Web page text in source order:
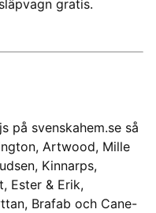
gratis.
på svenskahem.se så
Artwood, Mille
Kinnarps,
Ester & Erik,
Brafab och Cane-